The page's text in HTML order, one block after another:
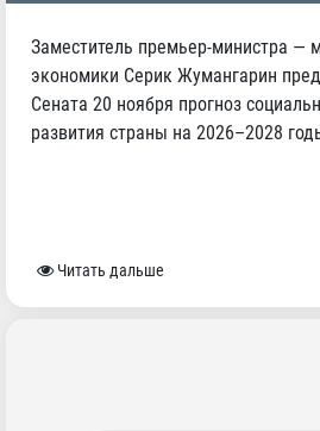
Заместитель премьер-министра —
экономики Серик Жумангарин
Сената 20 ноября прогноз
развития страны на 2026–2028
Читать дальше